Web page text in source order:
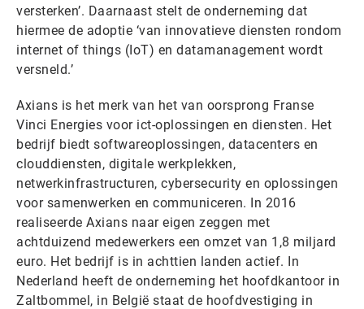
versterken’. Daarnaast stelt de onderneming dat
hiermee de adoptie ‘van innovatieve diensten rondom
internet of things (IoT) en datamanagement wordt
versneld.’
Axians is het merk van het van oorsprong Franse
Vinci Energies voor ict-oplossingen en diensten. Het
bedrijf biedt softwareoplossingen, datacenters en
clouddiensten, digitale werkplekken,
netwerkinfrastructuren, cybersecurity en oplossingen
voor samenwerken en communiceren. In 2016
realiseerde Axians naar eigen zeggen met
achtduizend medewerkers een omzet van 1,8 miljard
euro. Het bedrijf is in achttien landen actief. In
Nederland heeft de onderneming het hoofdkantoor in
Zaltbommel, in België staat de hoofdvestiging in